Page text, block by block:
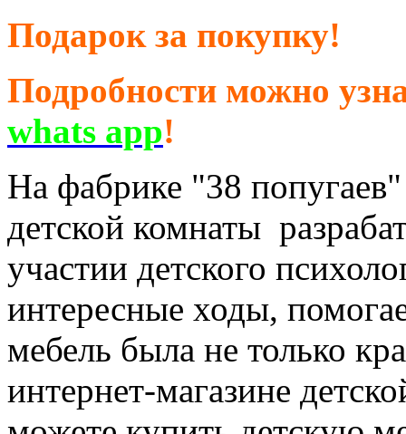
Подарок за покупку!
Подробности можно
whats app!
На фабрике "38
детской комнаты
участии детского
интересные ходы,
мебель была не только
интернет-магазине